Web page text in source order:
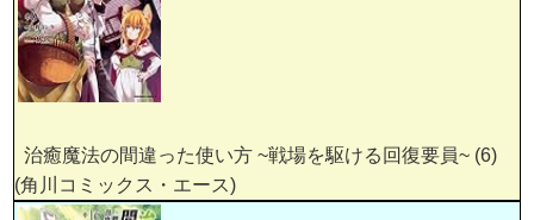
治癒魔法の間違った使い方 ~戦場を駆ける回復要員~ (6)
(角川コミックス・エース)